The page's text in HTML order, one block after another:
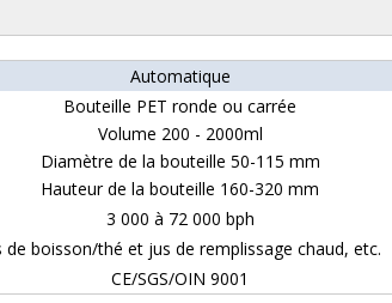
Automatique
Bouteille PET ronde ou carrée
Volume 200 - 2000ml
Diamètre de la bouteille 50-115 mm
Hauteur de la bouteille 160-320 mm
3 000 à 72 000 bph
de boisson/thé et jus de remplissage chaud, etc.
CE/SGS/OIN 9001